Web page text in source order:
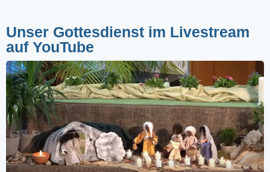
Unser Gottesdienst im Livestream
auf YouTube